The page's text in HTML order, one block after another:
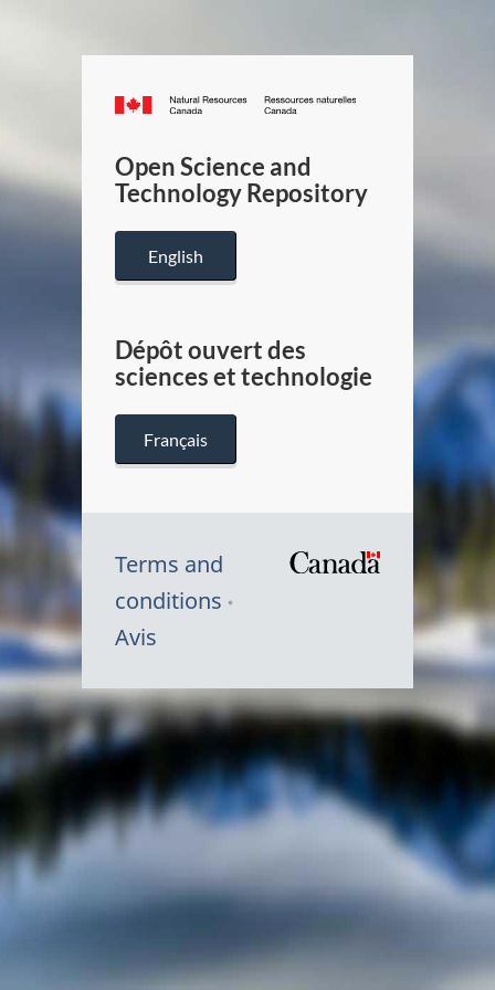
Canada.ca
/
Canada
Open Science and
Technology Repository
English
Dépôt ouvert des
sciences et technologie
Français
Terms and
conditions
Avis
Symbole
du
Canada